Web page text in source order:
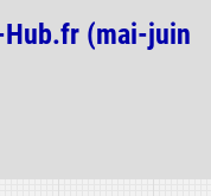
Hub.fr (mai-juin